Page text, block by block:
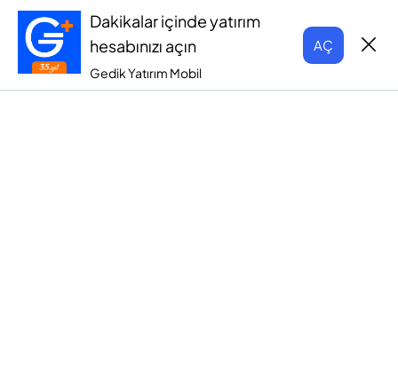
Dakikalar içinde yatırım
hesabınızı açın
Gedik Yatırım Mobil
AÇ